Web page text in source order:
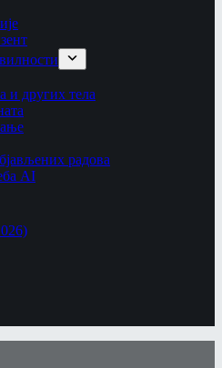
и других тела
радова
AI